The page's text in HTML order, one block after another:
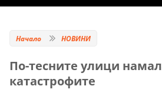
Начало НОВИНИ
По-тесните улици
катастрофите